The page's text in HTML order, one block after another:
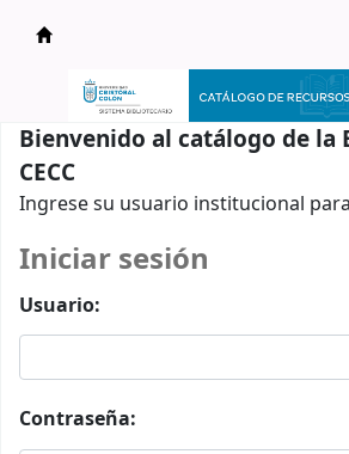
Catálogo en línea
Bienvenido al catálogo de la
CECC
Ingrese su usuario institucional
Iniciar sesión
Usuario:
Contraseña: